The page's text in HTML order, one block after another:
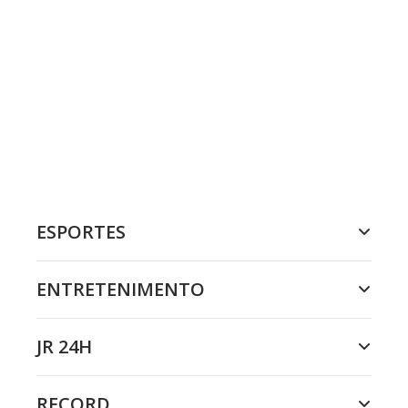
ESPORTES
ENTRETENIMENTO
JR 24H